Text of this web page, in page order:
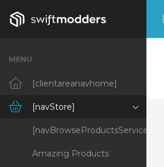
MENU
[clientareanavhome]
[navStore]
[navBrowseProductsServices]
Amazing Products